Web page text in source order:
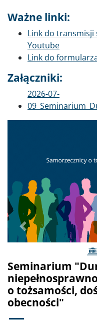
Ważne linki:
Link do
Youtube
Link do
Załączniki:
Dokument
2026-07-
Seminarium
o tożsamości,
obecności"
Poprzednie